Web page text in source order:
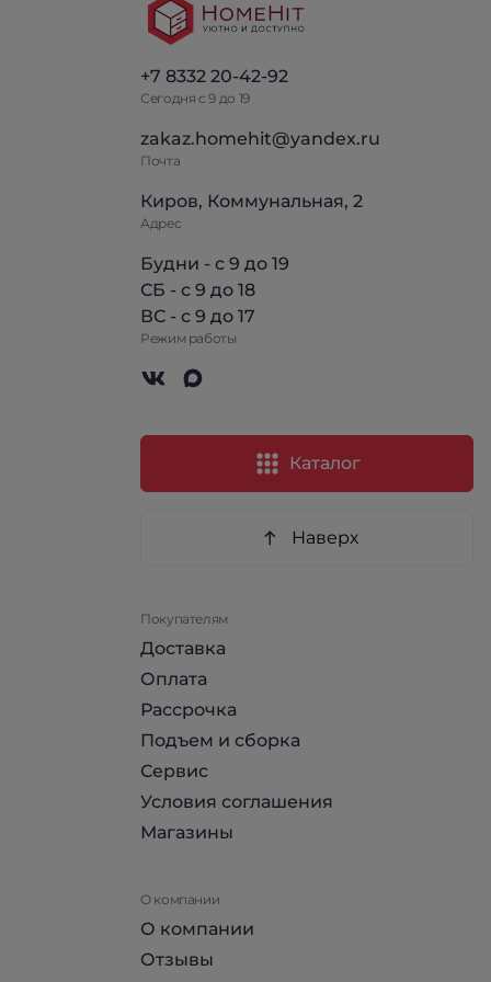
+7 8332 20-42-92
Сегодня с 9 до 19
zakaz.homehit@yandex.ru
Почта
Киров, Коммунальная, 2
Адрес
Будни - с 9 до 19
СБ - с 9 до 18
ВС - с 9 до 17
Режим работы
Каталог
Наверх
Покупателям
Доставка
Оплата
Рассрочка
Подъем и сборка
Сервис
Условия соглашения
Магазины
О компании
О компании
Отзывы